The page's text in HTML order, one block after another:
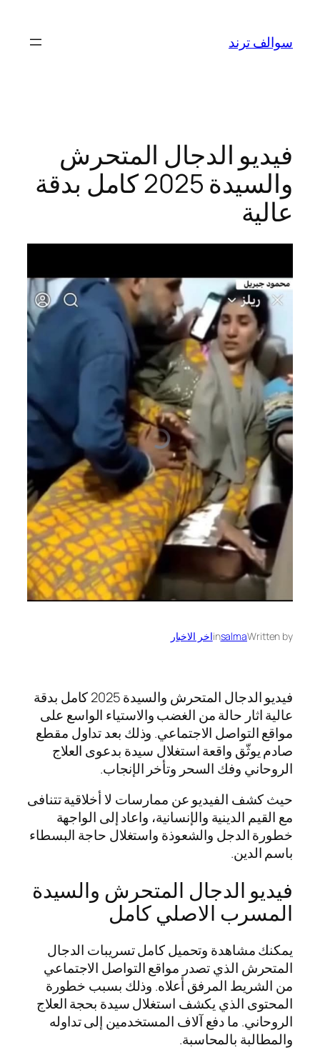
المحتوى
سوالف ترند
فيديو الدجال المتحرش
والسيدة 2025 كامل بدقة
عالية
Written by
salma
inاخر الاخبار
فيديو الدجال المتحرش والسيدة 2025 كامل بدقة
عالية اثار حالة من الغضب والاستياء الواسع على
مواقع التواصل الاجتماعي. وذلك بعد تداول مقطع
صادم يوثّق واقعة استغلال سيدة بدعوى العلاج
الروحاني وفك السحر وتأخر الإنجاب.
حيث كشف الفيديو عن ممارسات لا أخلاقية تتنافى
مع القيم الدينية والإنسانية، واعاد إلى الواجهة
خطورة الدجل والشعوذة واستغلال حاجة البسطاء
باسم الدين.
فيديو الدجال المتحرش والسيدة
المسرب الاصلي كامل
يمكنك مشاهدة وتحميل كامل تسريبات الدجال
المتحرش الذي تصدر مواقع التواصل الاجتماعي
من الشريط المرفق أعلاه. وذلك بسبب خطورة
المحتوى الذي يكشف استغلال سيدة بحجة العلاج
الروحاني. ما دفع آلاف المستخدمين إلى تداوله
والمطالبة بالمحاسبة.